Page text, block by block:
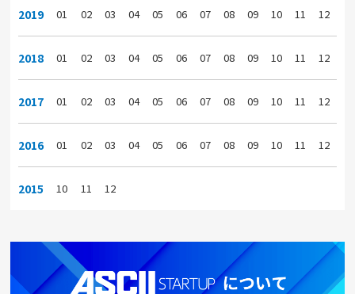
2019 01 02 03 04 05 06 07 08 09 10 11 12
2018 01 02 03 04 05 06 07 08 09 10 11 12
2017 01 02 03 04 05 06 07 08 09 10 11 12
2016 01 02 03 04 05 06 07 08 09 10 11 12
2015 10 11 12